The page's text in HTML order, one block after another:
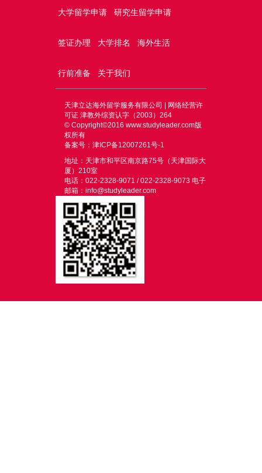
大学留学申请 研究生留学申请
签证办理 大学排名 海外生活
行前准备 关于我们
天津立达海外留学服务有限公司 | 网络经营许
可证 津教外综资认字（2003）264
© Copyright©2016 www.studyleader.com版
权所有
备案号：津ICP备12007261号-1
地址：天津市和平区南京路75号（天津国际大
厦）210室
电话：022-2328-9071 / 022-2328-9073 电子
邮箱：info@studyleader.com